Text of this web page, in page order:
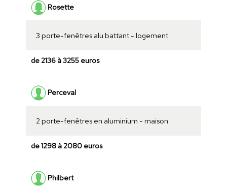
Rosette
3 porte-fenêtres alu battant - logement
de 2136 à 3255 euros
Perceval
2 porte-fenêtres en aluminium - maison
de 1298 à 2080 euros
Philbert